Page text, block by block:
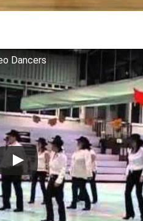
Dancers